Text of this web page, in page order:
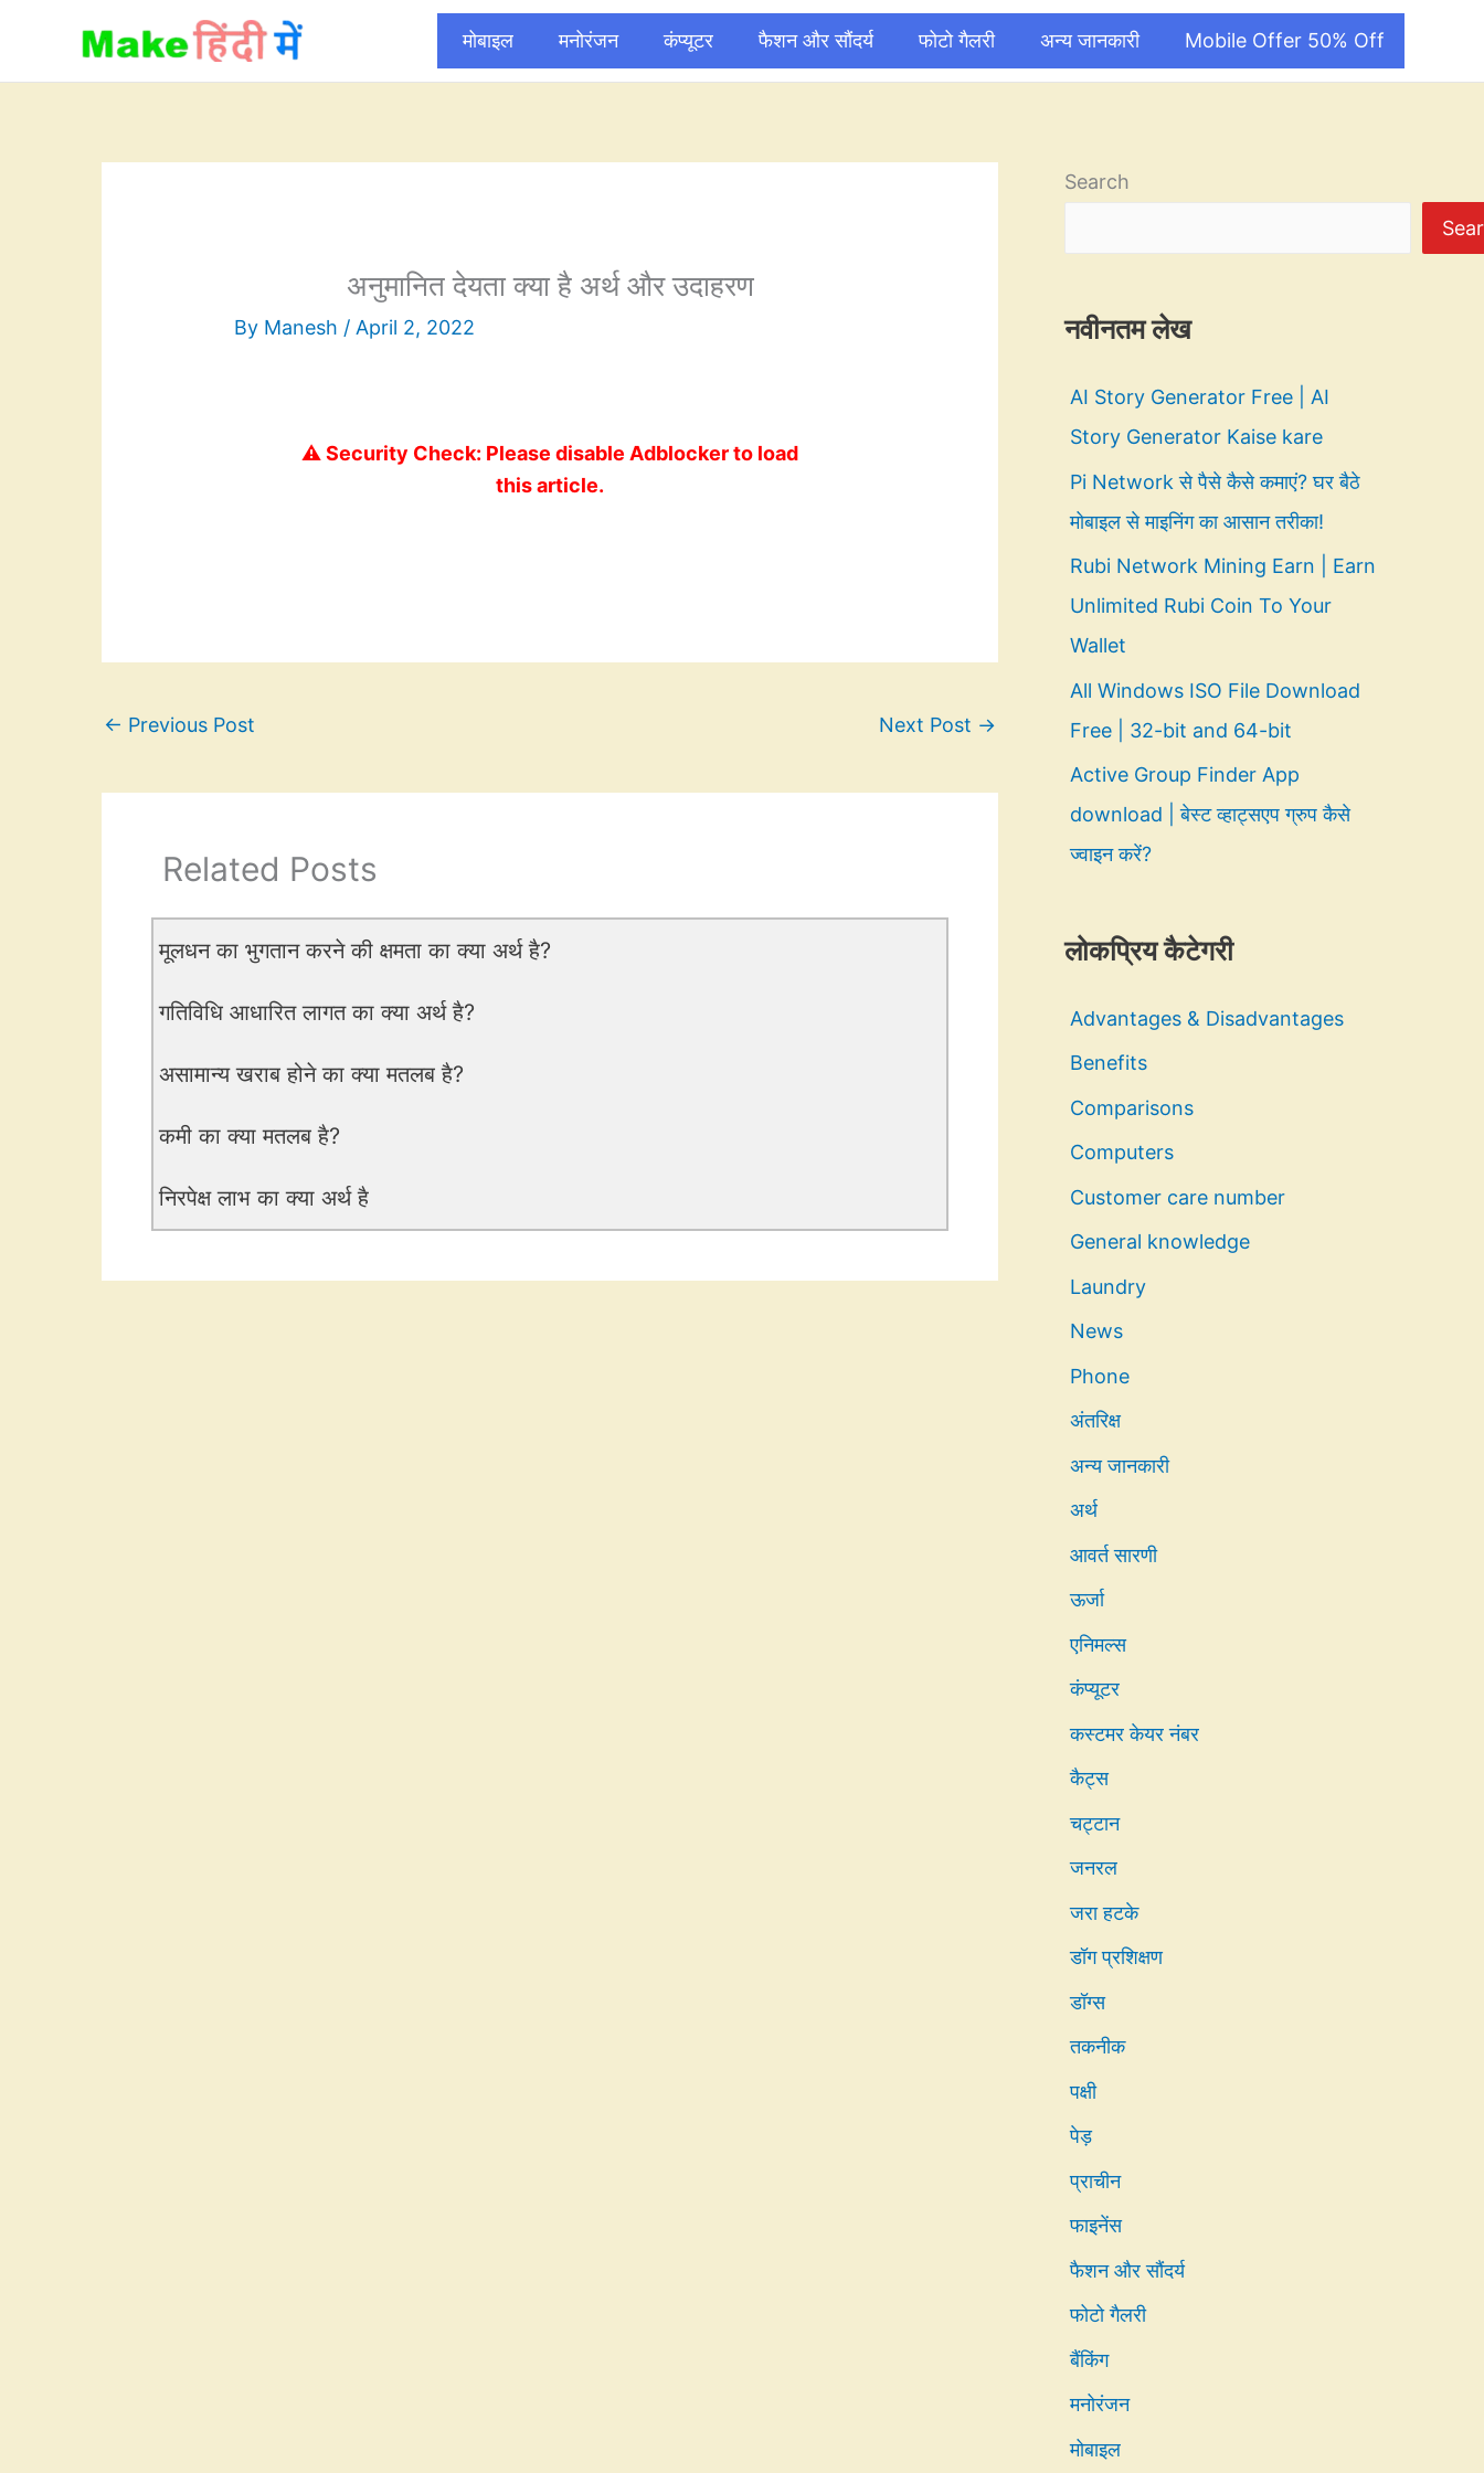
content
मोबाइल मनोरंजन कंप्यूटर फैशन और सौंदर्य फोटो गैलरी अन्य जानकारी Mobile Offer 50% Off
अनुमानित देयता क्या है अर्थ और उदाहरण
By Manesh / April 2, 2022
⚠️ Security Check: Please disable Adblocker to load
this article.
← Previous Post Next Post →
Related Posts
मूलधन का भुगतान करने की क्षमता का क्या अर्थ है?
गतिविधि आधारित लागत का क्या अर्थ है?
असामान्य खराब होने का क्या मतलब है?
कमी का क्या मतलब है?
निरपेक्ष लाभ का क्या अर्थ है
Search
नवीनतम लेख
AI Story Generator Free | AI
Story Generator Kaise kare
Pi Network से पैसे कैसे कमाएं? घर बैठे
मोबाइल से माइनिंग का आसान तरीका!
Rubi Network Mining Earn | Earn
Unlimited Rubi Coin To Your
Wallet
All Windows ISO File Download
Free | 32-bit and 64-bit
Active Group Finder App
download | बेस्ट व्हाट्सएप ग्रुप कैसे
ज्वाइन करें?
लोकप्रिय कैटेगरी
Advantages & Disadvantages
Benefits
Comparisons
Computers
Customer care number
General knowledge
Laundry
News
Phone
अंतरिक्ष
अन्य जानकारी
अर्थ
आवर्त सारणी
ऊर्जा
एनिमल्स
कंप्यूटर
कस्टमर केयर नंबर
कैट्स
चट्टान
जनरल
जरा हटके
डॉग प्रशिक्षण
डॉग्स
तकनीक
पक्षी
पेड़
प्राचीन
फाइनेंस
फैशन और सौंदर्य
फोटो गैलरी
बैंकिंग
मनोरंजन
मोबाइल